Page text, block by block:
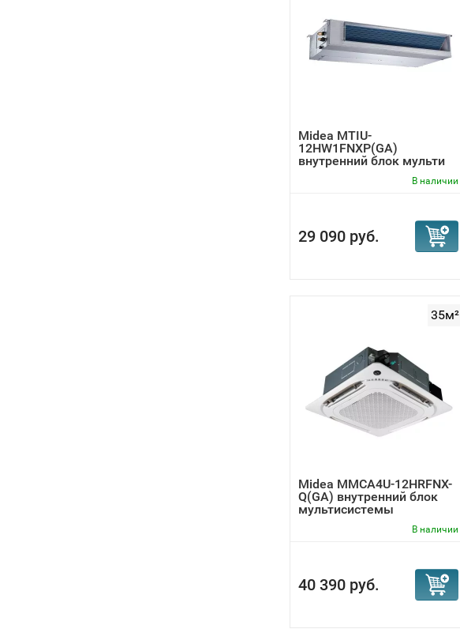
Midea MTIU-
12HW1FNXP(GA)
внутренний блок мульти
В наличии
29 090 руб.
35м²
Midea MMCA4U-12HRFNX-
Q(GA) внутренний блок
мультисистемы
В наличии
40 390 руб.